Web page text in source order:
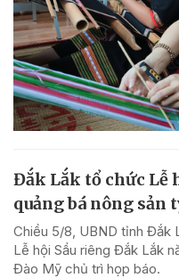
Đắk Lắk tổ chức Lễ
quảng bá nông sản
Chiều 5/8, UBND tỉnh Đắk
Lễ hội Sầu riêng Đắk Lắk
Đào Mỹ chủ trì họp báo.